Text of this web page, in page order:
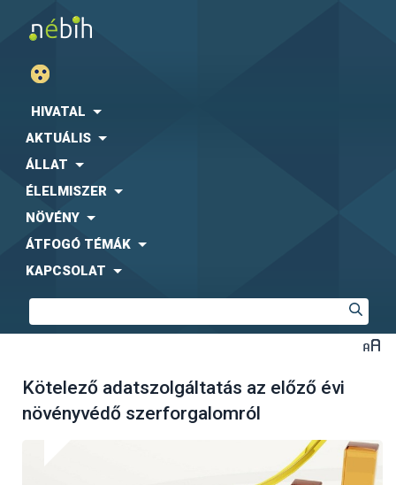
HIVATAL
AKTUÁLIS
ÁLLAT
ÉLELMISZER
NÖVÉNY
ÁTFOGÓ TÉMÁK
KAPCSOLAT
Kötelező adatszolgáltatás az előző évi
növényvédő szerforgalomról